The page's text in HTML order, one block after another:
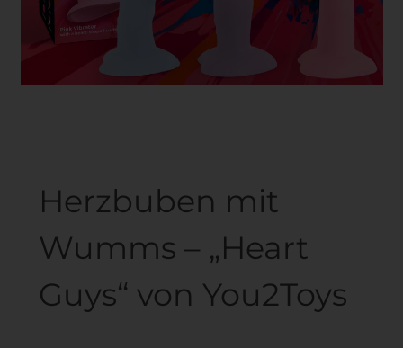
Herzbuben mit
Wumms – „Heart
Guys“ von You2Toys